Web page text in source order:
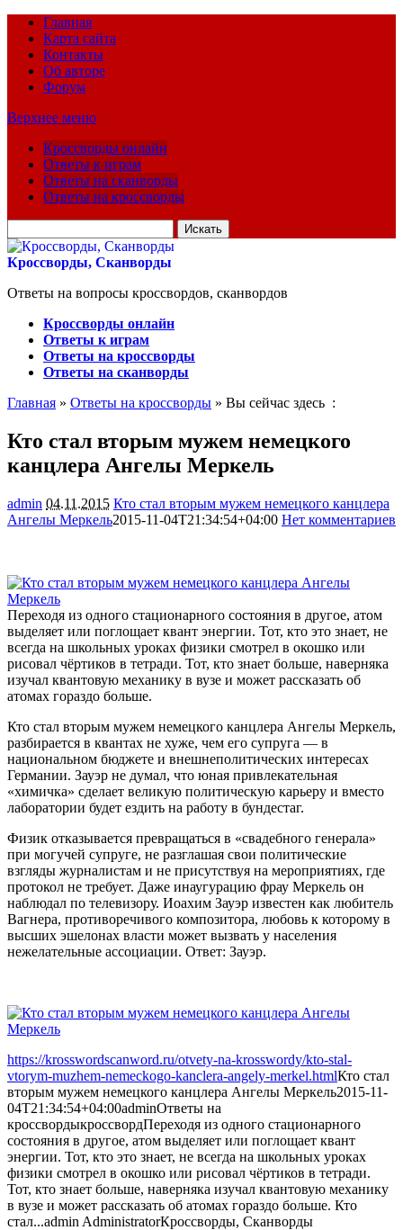
Главная
Карта сайта
Контакты
Об авторе
Форум
Верхнее меню
Кроссворды онлайн
Ответы к играм
Ответы на сканворды
Ответы на кроссворды
для:
Кроссворды, Сканворды
Ответы на вопросы кроссвордов, сканвордов
Кроссворды онлайн
Ответы к играм
Ответы на кроссворды
Ответы на сканворды
Главная » Ответы на кроссворды » Вы сейчас здесь :
Кто стал вторым мужем немецкого
канцлера Ангелы Меркель
admin 04.11.2015 Кто стал вторым мужем немецкого канцлера
Ангелы Меркель2015-11-04T21:34:54+04:00 Нет комментариев
Переходя из одного стационарного состояния в другое, атом
выделяет или поглощает квант энергии. Тот, кто это знает, не
всегда на школьных уроках физики смотрел в окошко или
рисовал чёртиков в тетради. Тот, кто знает больше, наверняка
изучал квантовую механику в вузе и может рассказать об
атомах гораздо больше.
Кто стал вторым мужем немецкого канцлера Ангелы Меркель,
разбирается в квантах не хуже, чем его супруга — в
национальном бюджете и внешнеполитических интересах
Германии. Зауэр не думал, что юная привлекательная
«химичка» сделает великую политическую карьеру и вместо
лаборатории будет ездить на работу в бундестаг.
Физик отказывается превращаться в «свадебного генерала»
при могучей супруге, не разглашая свои политические
взгляды журналистам и не присутствуя на мероприятиях, где
протокол не требует. Даже инаугурацию фрау Меркель он
наблюдал по телевизору. Иоахим Зауэр известен как любитель
Вагнера, противоречивого композитора, любовь к которому в
высших эшелонах власти может вызвать у населения
нежелательные ассоциации. Ответ: Зауэр.
https://krosswordscanword.ru/otvety-na-krosswordy/kto-stal-
vtorym-muzhem-nemeckogo-kanclera-angely-merkel.htmlКто стал
вторым мужем немецкого канцлера Ангелы Меркель2015-11-
04T21:34:54+04:00adminОтветы на
кроссвордыкроссвордПереходя из одного стационарного
состояния в другое, атом выделяет или поглощает квант
энергии. Тот, кто это знает, не всегда на школьных уроках
физики смотрел в окошко или рисовал чёртиков в тетради.
Тот, кто знает больше, наверняка изучал квантовую механику
в вузе и может рассказать об атомах гораздо больше. Кто
стал...admin AdministratorКроссворды, Сканворды